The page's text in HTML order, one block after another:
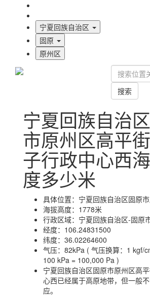
宁夏回族自治区
固原
原州区
搜索
宁夏回族自治
市原州区高平
子行政中心西
度多少米
具体位置： 宁夏回族自治区固原
海拔高度： 1778米
行政区域： 宁夏回族自治区-固原
经度： 106.24831500
纬度： 36.02264600
气压： 82kPa ( 气压换算：1 kgf/
100 kPa = 100,000 Pa )
宁夏回族自治区固原市原州区高
心西已经属于高原地带，但一般
应。